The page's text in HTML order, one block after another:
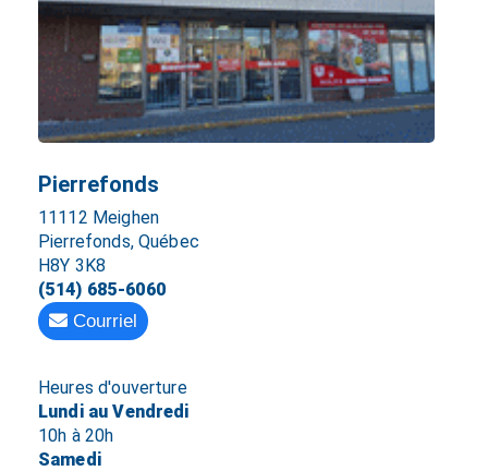
Pierrefonds
11112 Meighen
Pierrefonds, Québec
H8Y 3K8
(514) 685-6060
Courriel
Heures d'ouverture
Lundi au Vendredi
10h à 20h
Samedi